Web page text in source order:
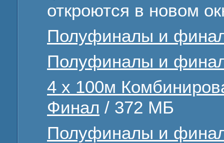
откроются в новом
Полуфиналы и
Полуфиналы и
4 x 100м
Финал / 372 МБ
Полуфиналы и